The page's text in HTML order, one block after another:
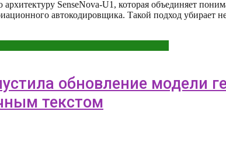
SenseNova-U1, которая объединяет
автокодировщика. Такой подход убирает
обновление модели
текстом